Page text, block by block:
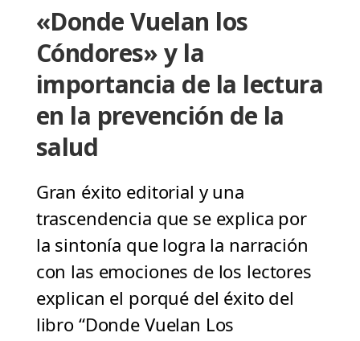
«Donde Vuelan los
Cóndores» y la
importancia de la lectura
en la prevención de la
salud
Gran éxito editorial y una
trascendencia que se explica por
la sintonía que logra la narración
con las emociones de los lectores
explican el porqué del éxito del
libro “Donde Vuelan Los